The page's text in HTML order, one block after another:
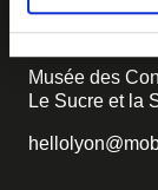
+33 4 58 55 55
Musée des
Le Sucre et la